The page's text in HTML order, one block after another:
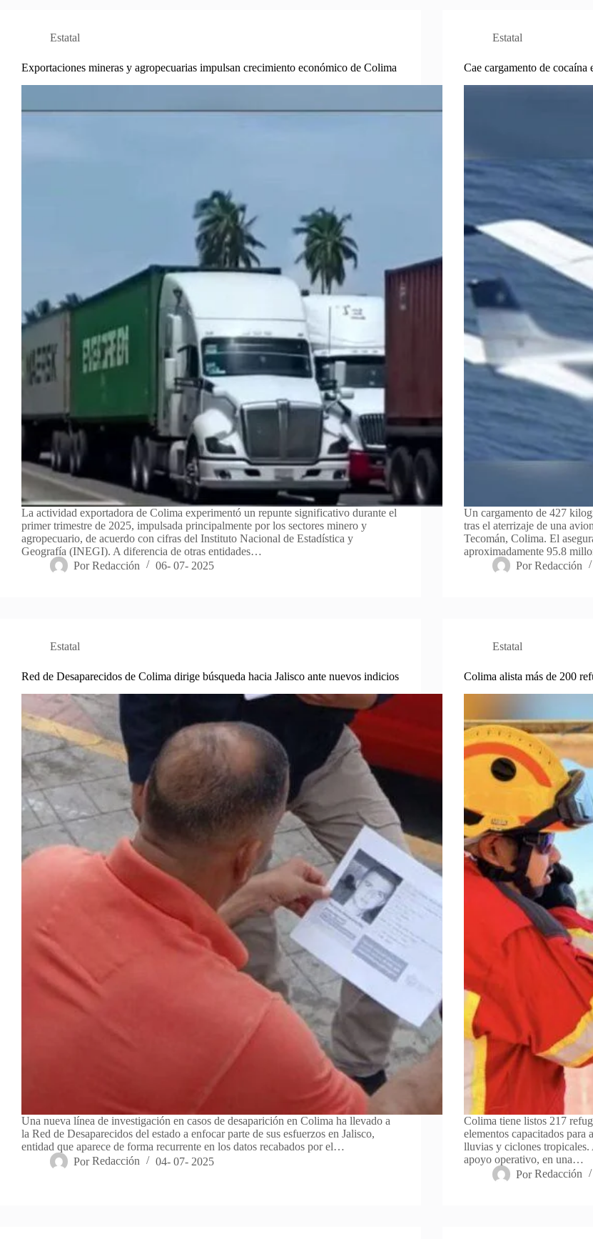
Estatal
Exportaciones mineras y agropecuarias impulsan crecimiento económico de Colima
La actividad exportadora de Colima experimentó un repunte significativo durante el
primer trimestre de 2025, impulsada principalmente por los sectores minero y
agropecuario, de acuerdo con cifras del Instituto Nacional de Estadística y
Geografía (INEGI). A diferencia de otras entidades…
Por Redacción 06- 07- 2025
Estatal
Cae cargamento de
Un cargamento de 427
tras el aterrizaje de una
Tecomán, Colima. El
aproximadamente 95.8
Por Redacción
Estatal
Red de Desaparecidos de Colima dirige búsqueda hacia Jalisco ante nuevos indicios
Una nueva línea de investigación en casos de desaparición en Colima ha llevado a
la Red de Desaparecidos del estado a enfocar parte de sus esfuerzos en Jalisco,
entidad que aparece de forma recurrente en los datos recabados por el…
Por Redacción 04- 07- 2025
Estatal
Colima alista más de 200
Colima tiene listos 217
elementos capacitados para
lluvias y ciclones
apoyo operativo, en una…
Por Redacción